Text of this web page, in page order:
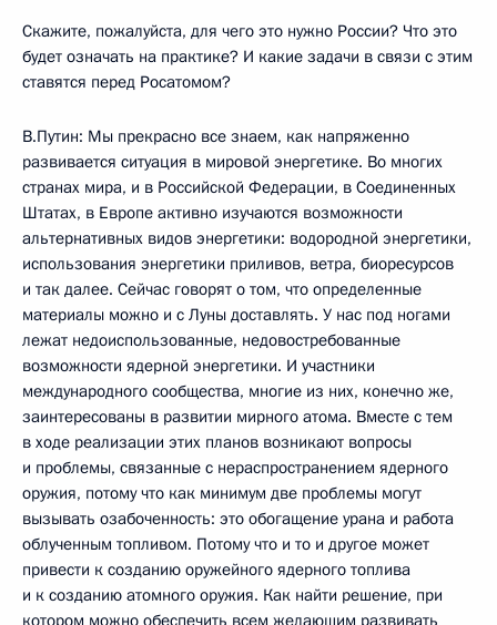
Скажите, пожалуйста, для чего это нужно России? Что это
будет означать на практике? И какие задачи в связи с этим
ставятся перед Росатомом?
В.Путин: Мы прекрасно все знаем, как напряженно
развивается ситуация в мировой энергетике. Во многих
странах мира, и в Российской Федерации, в Соединенных
Штатах, в Европе активно изучаются возможности
альтернативных видов энергетики: водородной энергетики,
использования энергетики приливов, ветра, биоресурсов
и так далее. Сейчас говорят о том, что определенные
материалы можно и с Луны доставлять. У нас под ногами
лежат недоиспользованные, недовостребованные
возможности ядерной энергетики. И участники
международного сообщества, многие из них, конечно же,
заинтересованы в развитии мирного атома. Вместе с тем
в ходе реализации этих планов возникают вопросы
и проблемы, связанные с нераспространением ядерного
оружия, потому что как минимум две проблемы могут
вызывать озабоченность: это обогащение урана и работа
облученным топливом. Потому что и то и другое может
привести к созданию оружейного ядерного топлива
и к созданию атомного оружия. Как найти решение, при
котором можно обеспечить всем желающим развивать